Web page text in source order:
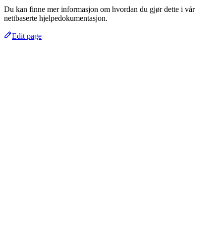
Du kan finne mer informasjon om hvordan du gjør dette i vår
nettbaserte hjelpedokumentasjon.
Edit page